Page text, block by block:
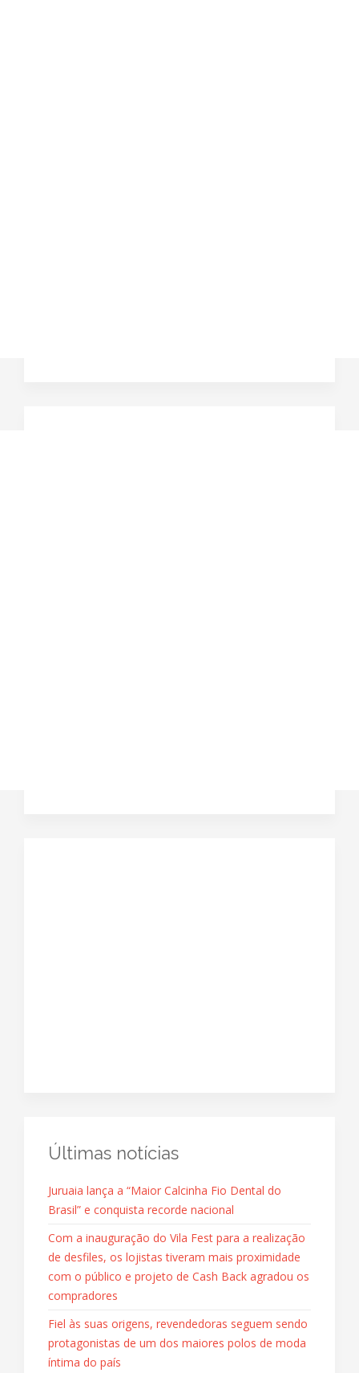
Últimas notícias
Juruaia lança a “Maior Calcinha Fio Dental do
Brasil” e conquista recorde nacional
Com a inauguração do Vila Fest para a realização
de desfiles, os lojistas tiveram mais proximidade
com o público e projeto de Cash Back agradou os
compradores
Fiel às suas origens, revendedoras seguem sendo
protagonistas de um dos maiores polos de moda
íntima do país